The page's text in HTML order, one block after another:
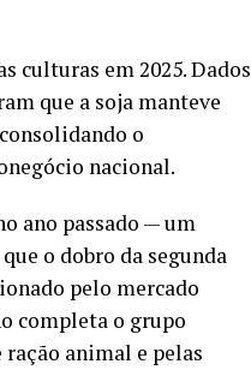
culturas em 2025. Dados
que a soja manteve
o
nacional.
ano passado — um
o dobro da segunda
pelo mercado
completa o grupo
animal e pelas